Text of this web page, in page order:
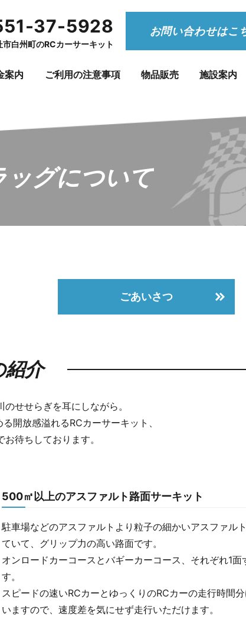
案内 ご利用の注意事項 物品販売 施設案内
37-5928
市白州町のRCカーサーキット
お問い合わせはこ
ッグについて
ごあいさつ
紹介
せせらぎを耳にしながら。
開放感溢れるRCカーサーキット、
お待ちしております。
500㎡以上のアスファルト路面サーキット
駐車場などのアスファルトより粒子の細かいアスファル
ていて、グリップ力の高い路面です。
オンロードカーコースとバギーカーコース、それぞれ1面
す。
スピードの速いRCカーとゆっくりのRCカーの走行時間
いますので、速度差を気にせず走行いただけます。